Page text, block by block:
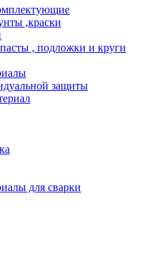
,краски
, подложки и круги
защиты
для сварки